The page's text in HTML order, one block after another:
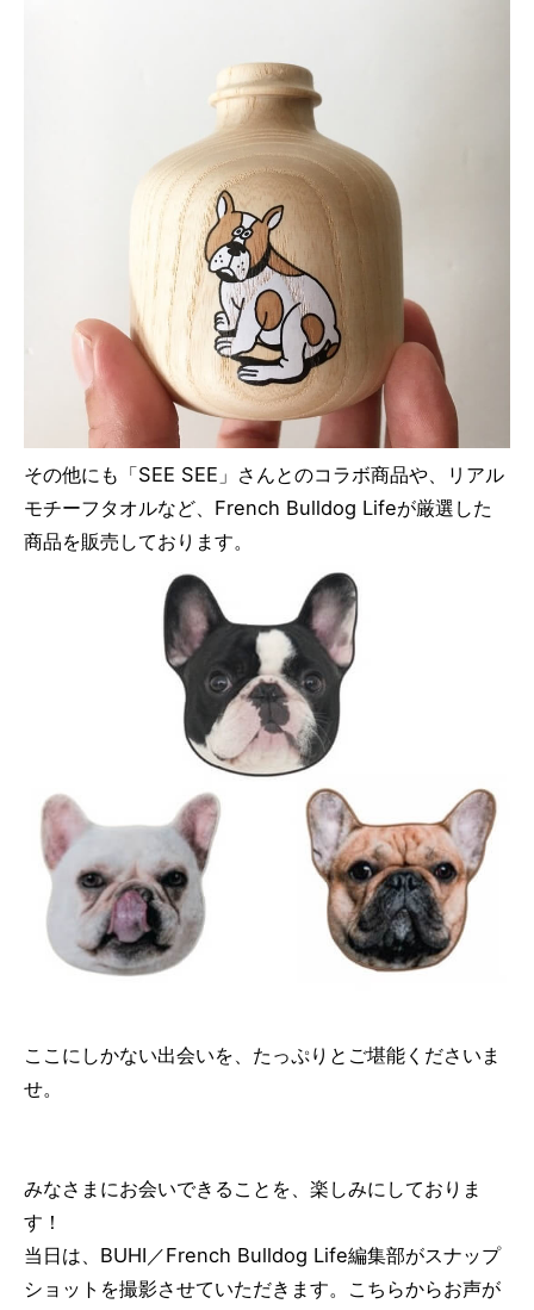
その他にも「SEE SEE」さんとのコラボ商品や、リアル
モチーフタオルなど、French Bulldog Lifeが厳選した
商品を販売しております。
ここにしかない出会いを、たっぷりとご堪能くださいま
せ。
みなさまにお会いできることを、楽しみにしておりま
す！
当日は、BUHI／French Bulldog Life編集部がスナップ
ショットを撮影させていただきます。こちらからお声が